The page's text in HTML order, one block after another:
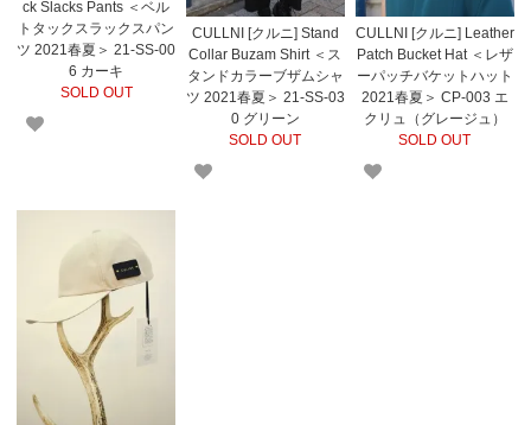
ck Slacks Pants ＜ベル
トタックスラックスパン
ツ 2021春夏＞ 21-SS-00
6 カーキ
SOLD OUT
CULLNI [クルニ] Stand
Collar Buzam Shirt ＜ス
タンドカラーブザムシャ
ツ 2021春夏＞ 21-SS-03
0 グリーン
SOLD OUT
CULLNI [クルニ] Leather
Patch Bucket Hat ＜レザ
ーパッチバケットハット
2021春夏＞ CP-003 エ
クリュ（グレージュ）
SOLD OUT